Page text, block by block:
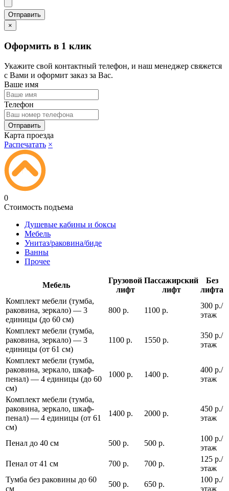
×
Оформить в 1 клик
Укажите свой контактный телефон, и наш менеджер свяжется
с Вами и оформит заказ за Вас.
Ваше имя
Телефон
Карта проезда
Распечатать ×
0
Стоимость подъема
Душевые кабины и боксы
Мебель
Унитаз/раковина/биде
Ванны
Прочее
Мебель
Грузовой
лифт
Пассажирский
лифт
Без
лифта
Комплект мебели (тумба,
раковина, зеркало) — 3
единицы (до 60 см)
800 р. 1100 р.
300 р./
этаж
Комплект мебели (тумба,
раковина, зеркало) — 3
единицы (от 61 см)
1100 р. 1550 р.
350 р./
этаж
Комплект мебели (тумба,
раковина, зеркало, шкаф-
пенал) — 4 единицы (до 60
см)
1000 р. 1400 р.
400 р./
этаж
Комплект мебели (тумба,
раковина, зеркало, шкаф-
пенал) — 4 единицы (от 61
см)
1400 р. 2000 р.
450 р./
этаж
Пенал до 40 см 500 р. 500 р.
100 р./
этаж
Пенал от 41 см
700 р. 700 р.
125 р./
этаж
Тумба без раковины до 60
см
500 р. 650 р.
100 р./
этаж